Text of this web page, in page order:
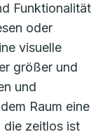
Funktionalität
oder
visuelle
größer und
und
Raum eine
die zeitlos ist